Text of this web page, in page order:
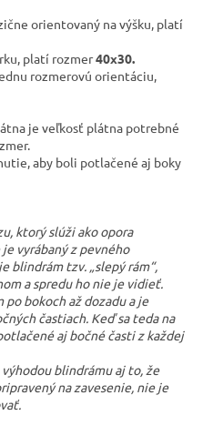
orientovaný na výšku, platí
platí rozmer40x30.
rozmerovú orientáciu,
je veľkosť plátna potrebné
aby boli potlačené aj boky
ktorý slúži ako opora
vyrábaný z pevného
blindrám tzv. „slepý rám“,
a spredu ho nie je vidieť.
bokoch až dozadu a je
častiach. Keď sa teda na
aj bočné časti z každej
blindrámu aj to, že
na zavesenie, nie je